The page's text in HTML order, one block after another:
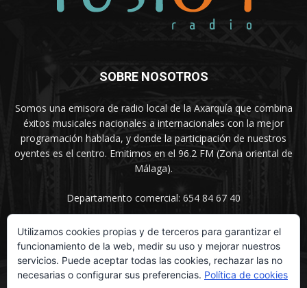
SOBRE NOSOTROS
Somos una emisora de radio local de la Axarquía que combina
éxitos musicales nacionales a internacionales con la mejor
programación hablada, y donde la participación de nuestros
oyentes es el centro. Emitimos en el 96.2 FM (Zona oriental de
Málaga).
Departamento comercial: 654 84 67 40
SÍGUENOS
Utilizamos cookies propias y de terceros para garantizar el
funcionamiento de la web, medir su uso y mejorar nuestros
servicios. Puede aceptar todas las cookies, rechazar las no
necesarias o configurar sus preferencias. Política de cookies